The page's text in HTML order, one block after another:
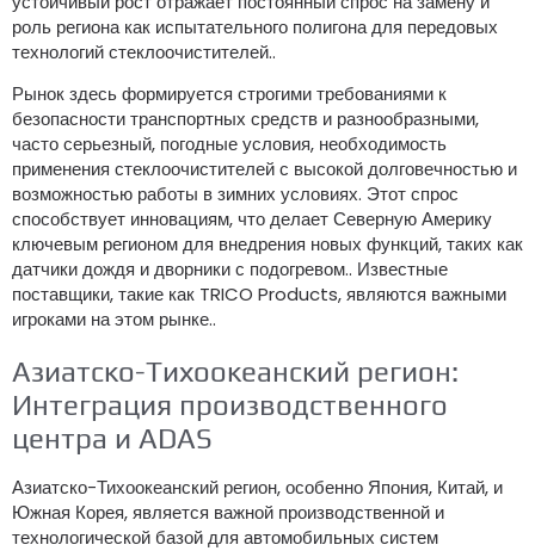
роль региона как испытательного полигона для передовых
технологий стеклоочистителей..
Рынок здесь формируется строгими требованиями к
безопасности транспортных средств и разнообразными,
часто серьезный, погодные условия, необходимость
применения стеклоочистителей с высокой долговечностью и
возможностью работы в зимних условиях. Этот спрос
способствует инновациям, что делает Северную Америку
ключевым регионом для внедрения новых функций, таких как
датчики дождя и дворники с подогревом.. Известные
поставщики, такие как TRICO Products, являются важными
игроками на этом рынке..
Азиатско-Тихоокеанский регион:
Интеграция производственного
центра и ADAS
Азиатско-Тихоокеанский регион, особенно Япония, Китай, и
Южная Корея, является важной производственной и
технологической базой для автомобильных систем